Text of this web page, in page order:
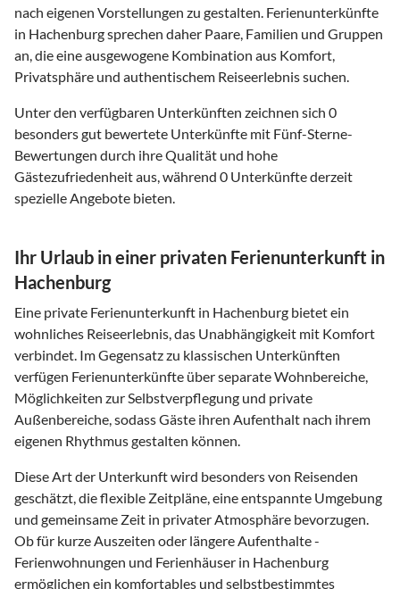
nach eigenen Vorstellungen zu gestalten. Ferienunterkünfte
in Hachenburg sprechen daher Paare, Familien und Gruppen
an, die eine ausgewogene Kombination aus Komfort,
Privatsphäre und authentischem Reiseerlebnis suchen.
Unter den verfügbaren Unterkünften zeichnen sich 0
besonders gut bewertete Unterkünfte mit Fünf-Sterne-
Bewertungen durch ihre Qualität und hohe
Gästezufriedenheit aus, während 0 Unterkünfte derzeit
spezielle Angebote bieten.
Ihr Urlaub in einer privaten Ferienunterkunft in
Hachenburg
Eine private Ferienunterkunft in Hachenburg bietet ein
wohnliches Reiseerlebnis, das Unabhängigkeit mit Komfort
verbindet. Im Gegensatz zu klassischen Unterkünften
verfügen Ferienunterkünfte über separate Wohnbereiche,
Möglichkeiten zur Selbstverpflegung und private
Außenbereiche, sodass Gäste ihren Aufenthalt nach ihrem
eigenen Rhythmus gestalten können.
Diese Art der Unterkunft wird besonders von Reisenden
geschätzt, die flexible Zeitpläne, eine entspannte Umgebung
und gemeinsame Zeit in privater Atmosphäre bevorzugen.
Ob für kurze Auszeiten oder längere Aufenthalte -
Ferienwohnungen und Ferienhäuser in Hachenburg
ermöglichen ein komfortables und selbstbestimmtes